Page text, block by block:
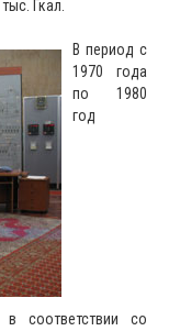
Гкал.
В период c
1970 года
по 1980
год
в соответствии со